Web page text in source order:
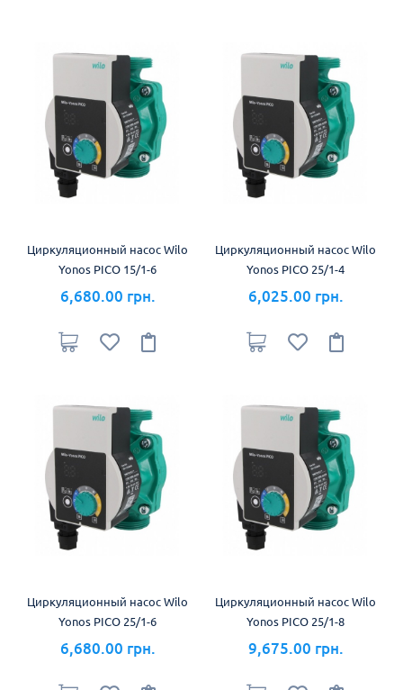
Циркуляционный насос Wilo
Yonos PICO 15/1-6
6,680.00 грн.
Циркуляционный насос Wilo
Yonos PICO 25/1-4
6,025.00 грн.
Циркуляционный насос Wilo
Yonos PICO 25/1-6
6,680.00 грн.
Циркуляционный насос Wilo
Yonos PICO 25/1-8
9,675.00 грн.